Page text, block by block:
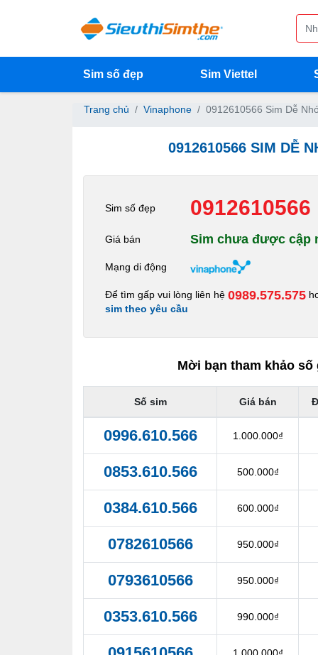
Sim số đẹp Sim Viettel
Trang chủ Vinaphone 0912610566 Sim Dễ
0912610566 SIM DỄ
Sim số đẹp 0912610566
Giá bán Sim chưa được cập
Mạng di động
Để tìm gấp vui lòng liên hệ 0989.575.575
sim theo yêu cầu
Mời bạn tham khảo
Số sim Giá bán
0996.610.566 1.000.000₫
0853.610.566 500.000₫
0384.610.566 600.000₫
0782610566 950.000₫
0793610566 950.000₫
0353.610.566 990.000₫
1.000.000₫